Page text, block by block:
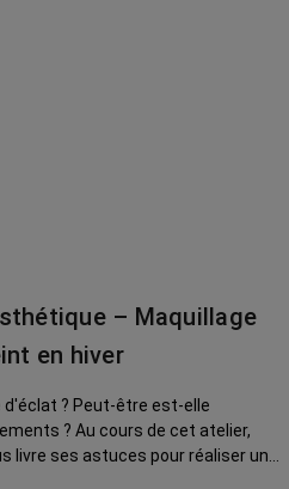
– Maquillage
en hiver
? Peut-être est-elle
? Au cours de cet atelier,
livre ses astuces pour réaliser un